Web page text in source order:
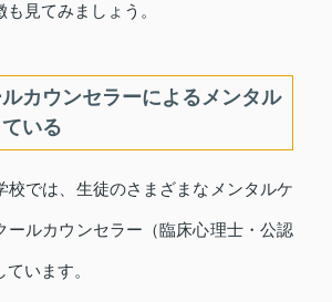
見てみましょう。
カウンセラーによるメンタル
いる
校では、生徒のさまざまなメンタルケ
ールカウンセラー（臨床心理士・公認
います。